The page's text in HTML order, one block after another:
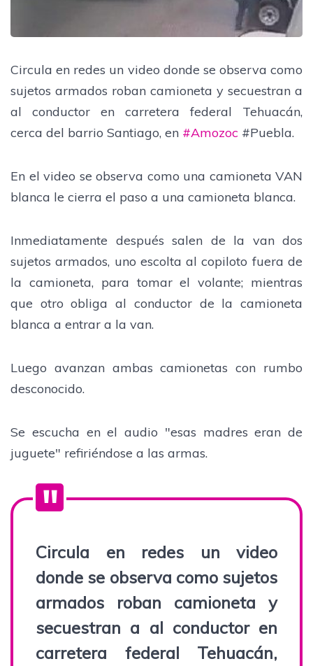
Circula en redes un video donde se observa como
sujetos armados roban camioneta y secuestran a
al conductor en carretera federal Tehuacán,
cerca del barrio Santiago, en #Amozoc #Puebla.
En el video se observa como una camioneta VAN
blanca le cierra el paso a una camioneta blanca.
Inmediatamente después salen de la van dos
sujetos armados, uno escolta al copiloto fuera de
la camioneta, para tomar el volante; mientras
que otro obliga al conductor de la camioneta
blanca a entrar a la van.
Luego avanzan ambas camionetas con rumbo
desconocido.
Se escucha en el audio "esas madres eran de
juguete" refiriéndose a las armas.
Circula en redes un video
donde se observa como sujetos
armados roban camioneta y
secuestran a al conductor en
carretera federal Tehuacán,